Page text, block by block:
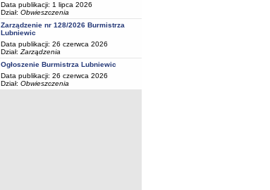
Data publikacji: 1 lipca 2026
Dział: Obwieszczenia
Zarządzenie nr 128/2026 Burmistrza
Lubniewic
Data publikacji: 26 czerwca 2026
Dział: Zarządzenia
Ogłoszenie Burmistrza Lubniewic
Data publikacji: 26 czerwca 2026
Dział: Obwieszczenia